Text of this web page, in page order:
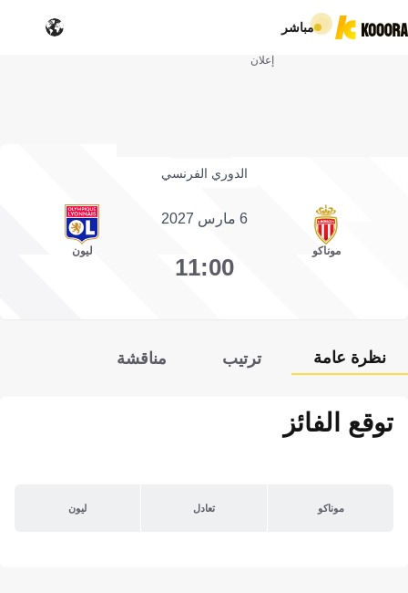
مباشر
إعلان
الدوري الفرنسي
موناكو
6 مارس 2027
11:00
ليون
نظرة عامة ترتيب مناقشة
توقع الفائز
موناكو تعادل ليون